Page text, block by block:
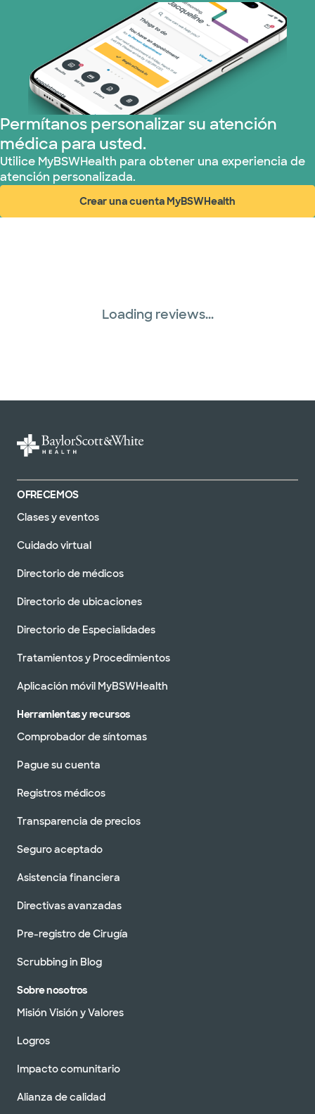
Permítanos personalizar su atención
médica para usted.
Utilice MyBSWHealth para obtener una experiencia de
atención personalizada.
Crear una cuenta MyBSWHealth
(abre en ventana nueva)
Loading reviews...
OFRECEMOS
Clases y eventos
Cuidado virtual
Directorio de médicos
Directorio de ubicaciones
Directorio de Especialidades
Tratamientos y Procedimientos
Aplicación móvil MyBSWHealth
Herramientas y recursos
Comprobador de síntomas
Pague su cuenta
Registros médicos
Transparencia de precios
Seguro aceptado
Asistencia financiera
Directivas avanzadas
Pre-registro de Cirugía
Scrubbing in Blog
Sobre nosotros
Misión Visión y Valores
Logros
Impacto comunitario
Alianza de calidad